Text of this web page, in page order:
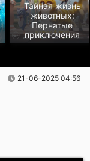
Тайная жизнь
животных:
Пернатые
приключения
21-06-2025 04:56